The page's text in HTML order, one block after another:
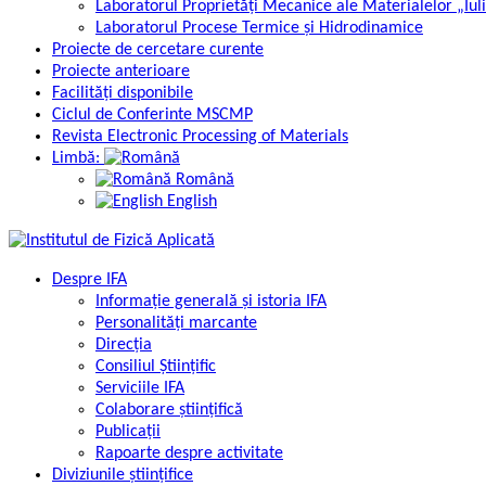
Laboratorul Proprietăți Mecanice ale Materialelor
Laboratorul Procese Termice și Hidrodinamice
Proiecte de cercetare curente
Proiecte anterioare
Facilități disponibile
Ciclul de Conferinte MSCMP
Revista Electronic Processing of Materials
Limbă:
Română
English
Despre IFA
Informație generală și istoria IFA
Personalități marcante
Direcția
Consiliul Științific
Serviciile IFA
Colaborare științifică
Publicații
Rapoarte despre activitate
Diviziunile științifice